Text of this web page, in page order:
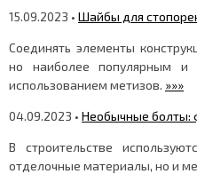
15.09.2023 • Шайбы для
Соединять элементы
но наиболее популярным и
использованием метизов. »»»
04.09.2023 • Необычные болты:
В строительстве
отделочные материалы, но и